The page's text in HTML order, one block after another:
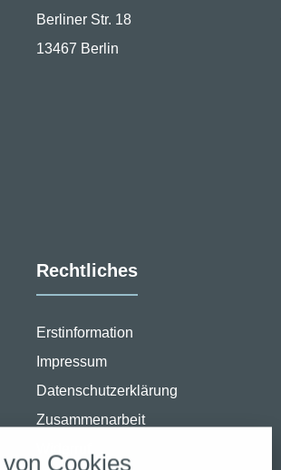
Berliner Str. 18
13467 Berlin
Rechtliches
Erstinformation
Impressum
Datenschutzerklärung
Zusammenarbeit
Cookies
Cookies und Skripte. Sie haben die